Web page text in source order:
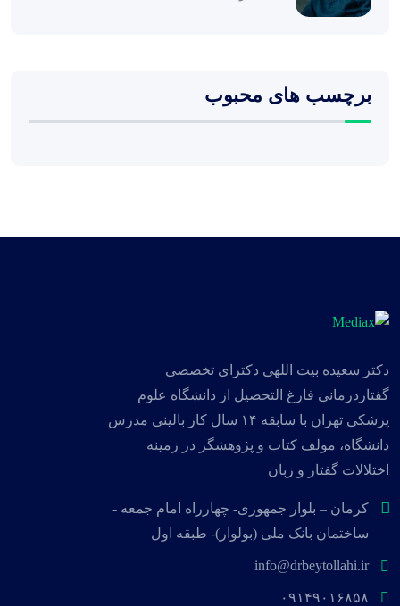
برچسب های محبوب
دکتر سعیده بیت اللهی دکترای تخصصی
گفتاردرمانی فارغ التحصیل از دانشگاه علوم
پزشکی تهران با سابقه ۱۴ سال کار بالینی مدرس
دانشگاه، مولف کتاب و پژوهشگر در زمینه
اختلالات گفتار و زبان
کرمان – بلوار جمهوری- چهارراه امام جمعه -
ساختمان بانک ملی (بولوار)- طبقه اول
info@drbeytollahi.ir
۰۹۱۴۹۰۱۶۸۵۸